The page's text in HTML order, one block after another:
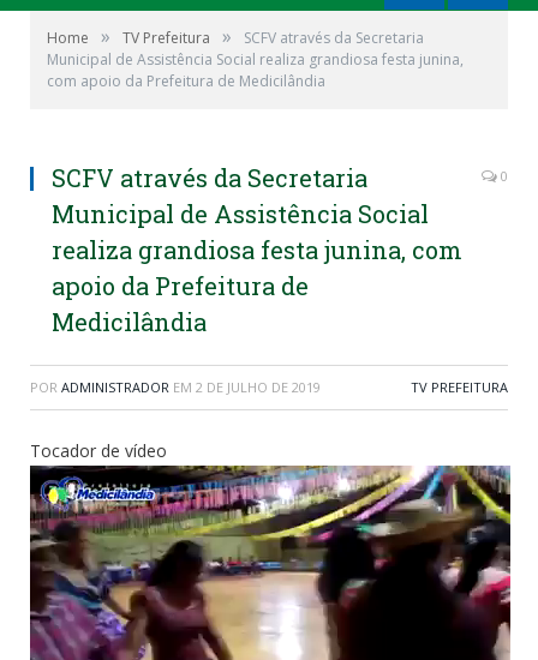
Home » TV Prefeitura »
SCFV através da Secretaria
Municipal de Assistência Social realiza grandiosa festa junina,
com apoio da Prefeitura de Medicilândia
SCFV através da Secretaria
Municipal de Assistência Social
realiza grandiosa festa junina, com
apoio da Prefeitura de
Medicilândia
0
POR ADMINISTRADOR EM 2 DE JULHO DE 2019 TV PREFEITURA
Tocador de vídeo